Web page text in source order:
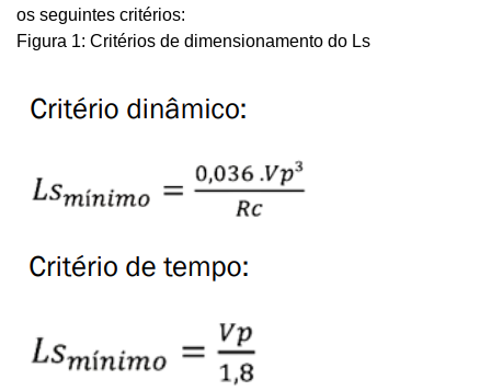
os seguintes critérios:
Figura 1: Critérios de dimensionamento do Ls